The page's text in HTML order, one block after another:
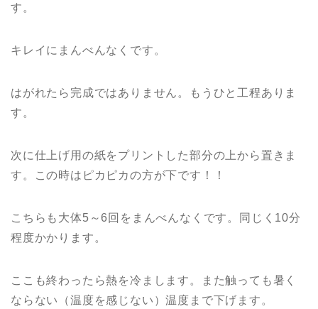
す。
キレイにまんべんなくです。
はがれたら完成ではありません。もうひと工程ありま
す。
次に仕上げ用の紙をプリントした部分の上から置きま
す。この時はピカピカの方が下です！！
こちらも大体5～6回をまんべんなくです。同じく10分
程度かかります。
ここも終わったら熱を冷まします。また触っても暑く
ならない（温度を感じない）温度まで下げます。